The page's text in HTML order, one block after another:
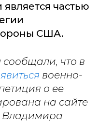
частью
США.
что в
военно-
о ее
на сайте
Владимира